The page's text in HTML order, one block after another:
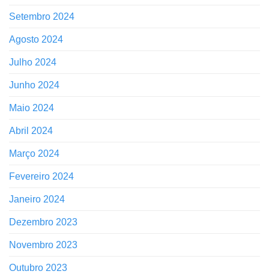
Setembro 2024
Agosto 2024
Julho 2024
Junho 2024
Maio 2024
Abril 2024
Março 2024
Fevereiro 2024
Janeiro 2024
Dezembro 2023
Novembro 2023
Outubro 2023